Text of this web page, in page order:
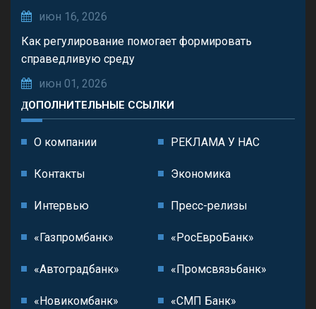
июн 16, 2026
Как регулирование помогает формировать
справедливую среду
июн 01, 2026
ДОПОЛНИТЕЛЬНЫЕ ССЫЛКИ
О компании РЕКЛАМА У НАС
Контакты Экономика
Интервью Пресс-релизы
«Газпромбанк» «РосЕвроБанк»
«Автоградбанк» «Промсвязьбанк»
«Новикомбанк» «СМП Банк»